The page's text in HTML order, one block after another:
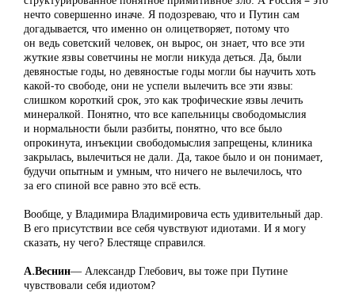
нечто совершенно иначе. Я подозреваю, что и Путин сам
догадывается, что именно он олицетворяет, потому что
он ведь советский человек, он вырос, он знает, что все эти
жуткие язвы советчины не могли никуда деться. Да, были
девяностые годы, но девяностые годы могли бы научить хоть
какой-то свободе, они не успели вылечить все эти язвы:
слишком короткий срок, это как трофические язвы лечить
минералкой. Понятно, что все капельницы свободомыслия
и нормальности были разбиты, понятно, что все было
опрокинута, инъекции свободомыслия запрещены, клиника
закрылась, вылечиться не дали. Да, такое было и он понимает,
будучи опытным и умным, что ничего не вылечилось, что
за его спиной все равно это всё есть.
Вообще, у Владимира Владимировича есть удивительный дар.
В его присутствии все себя чувствуют идиотами. И я могу
сказать, ну чего? Блестяще справился.
А.Веснин― Александр Глебович, вы тоже при Путине
чувствовали себя идиотом?